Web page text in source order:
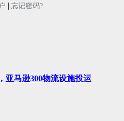
| 忘记密码?
亚马逊300物流设施投运